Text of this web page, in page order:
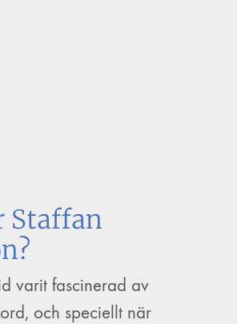
Staffan
varit fascinerad av
och speciellt när